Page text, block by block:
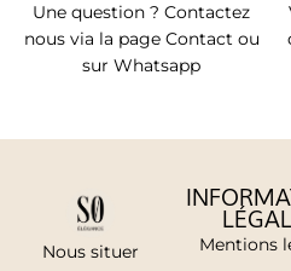
Une question ? Contactez
nous via la page Contact ou
sur Whatsapp
Nous situer Mentions